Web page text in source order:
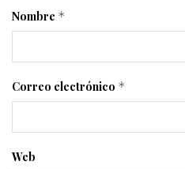
Nombre *
Correo electrónico *
Web